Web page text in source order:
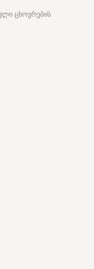
ცხოვრების